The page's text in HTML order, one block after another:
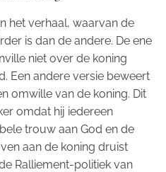
het verhaal, waarvan de
is dan de andere. De ene
niet over de koning
Een andere versie beweert
omwille van de koning. Dit
omdat hij iedereen
trouw aan God en de
aan de koning druist
Ralliement-politiek van